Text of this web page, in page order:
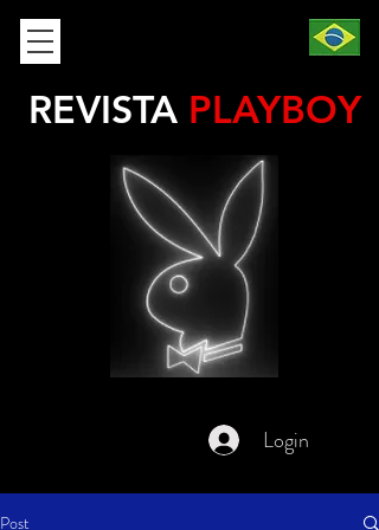
REVISTA PLAYBOY
Login
Post